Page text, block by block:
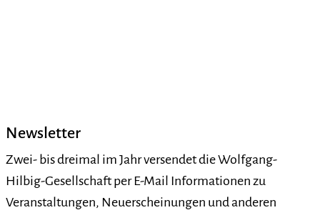
Newsletter
Zwei- bis dreimal im Jahr versendet die Wolfgang-
Hilbig-Gesellschaft per E-Mail Informationen zu
Veranstaltungen, Neuerscheinungen und anderen